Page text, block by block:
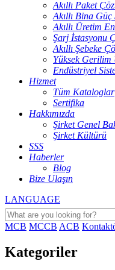
Akıllı Paket
Akıllı Bina
Akıllı Üretim
Şarj İstasyonu
Akıllı Şebeke
Yüksek
Endüstriyel
Hizmet
Tüm Kataloglar
Sertifika
Hakkımızda
Şirket Genel
Şirket Kültürü
SSS
Haberler
Blog
Bize Ulaşın
LANGUAGE
MCB MCCB ACB
Kategoriler